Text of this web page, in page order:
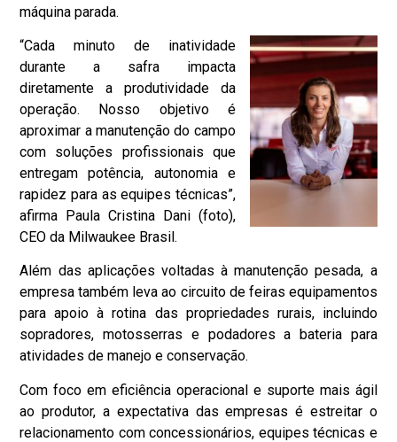
máquina parada.
“Cada minuto de inatividade
durante a safra impacta
diretamente a produtividade da
operação. Nosso objetivo é
aproximar a manutenção do campo
com soluções profissionais que
entregam potência, autonomia e
rapidez para as equipes técnicas”,
afirma Paula Cristina Dani (foto),
CEO da Milwaukee Brasil.
Além das aplicações voltadas à manutenção pesada, a
empresa também leva ao circuito de feiras equipamentos
para apoio à rotina das propriedades rurais, incluindo
sopradores, motosserras e podadores a bateria para
atividades de manejo e conservação.
Com foco em eficiência operacional e suporte mais ágil
ao produtor, a expectativa das empresas é estreitar o
relacionamento com concessionários, equipes técnicas e